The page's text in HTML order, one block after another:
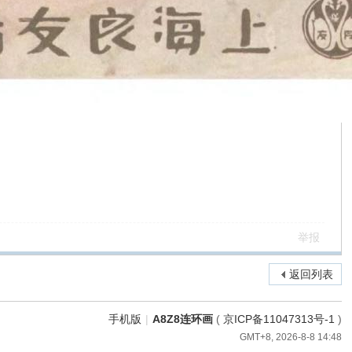
举报
返回列表
手机版 | A8Z8连环画( 京ICP备11047313号-1 )
GMT+8, 2026-8-8 14:48